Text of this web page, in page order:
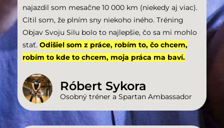
najazdil som mesačne 10 000 km (niekedy aj viac).
Cítil som, že plním sny niekoho iného. Tréning
Objav Svoju Silu bolo to najlepšie, čo sa mi mohlo
stať. Odišiel som z práce, robím to, čo chcem,
robím to kde to chcem, moja práca ma baví.
Róbert Sykora
Osobný tréner a Spartan Ambassador